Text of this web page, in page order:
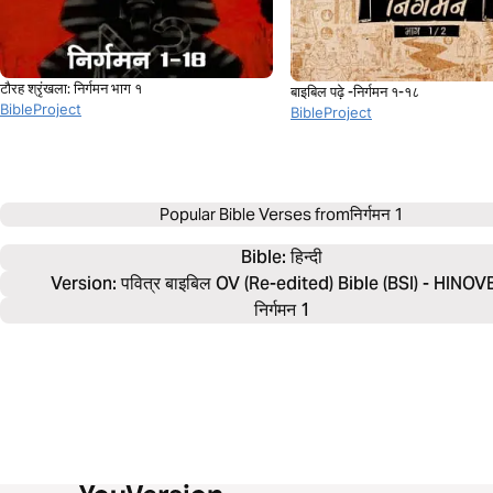
टौरह श्रृंखला: निर्गमन भाग १
BibleProject
बाइबिल पढ़े -निर्गमन १-१८
BibleProject
Popular Bible Verses fromनिर्गमन 1
Bible: हिन्दी
Version: पवित्र बाइबिल OV (Re-edited) Bible (BSI) -
निर्गमन 1